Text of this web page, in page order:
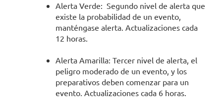
Alerta Verde: Segundo nivel de alerta que
existe la probabilidad de un evento,
manténgase alerta. Actualizaciones cada
12 horas.
Alerta Amarilla: Tercer nivel de alerta, el
peligro moderado de un evento, y los
preparativos deben comenzar para un
evento. Actualizaciones cada 6 horas.